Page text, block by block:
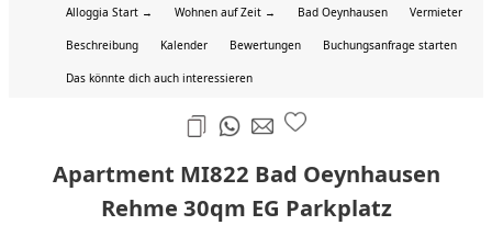
Alloggia Start → Wohnen auf Zeit → Bad Oeynhausen Vermieter
Beschreibung Kalender Bewertungen Buchungsanfrage starten
Das könnte dich auch interessieren
Apartment MI822 Bad Oeynhausen
Rehme 30qm EG Parkplatz